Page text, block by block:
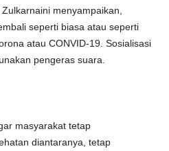
menyampaikan,
seperti biasa atau seperti
atau CONVID-19. Sosialisasi
pengeras suara.
masyarakat tetap
diantaranya, tetap